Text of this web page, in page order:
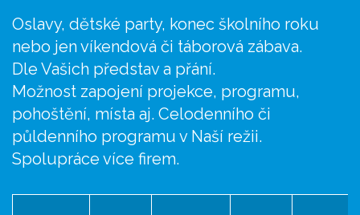
Oslavy, dětské party, konec školního roku
nebo jen víkendová či táborová zábava.
Dle Vašich představ a přání.
Možnost zapojení projekce, programu,
pohoštění, místa aj. Celodenního či
půldenního programu v Naší režii.
Spolupráce více firem.